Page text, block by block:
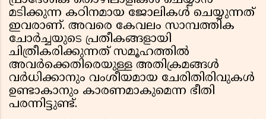
മടിക്കുന്ന കഠിനമായ ജോലികൾ ചെയ്യുന്നത്
ഇവരാണ്. അവരെ കേവലം സാമ്പത്തിക
ചോർച്ചയുടെ പ്രതീകങ്ങളായി
ചിത്രീകരിക്കുന്നത് സമൂഹത്തിൽ
അവർക്കെതിരെയുള്ള അതിക്രമങ്ങൾ
വർധിക്കാനും വംശീയമായ ചേരിതിരിവുകൾ
ഉണ്ടാകാനും കാരണമാകുമെന്ന ഭീതി
പരന്നിട്ടുണ്ട്.